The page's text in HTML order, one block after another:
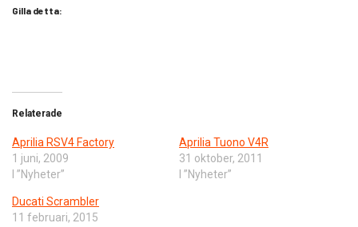
Gilla detta:
Relaterade
Aprilia RSV4 Factory
1 juni, 2009
I ”Nyheter”
Aprilia Tuono V4R
31 oktober, 2011
I ”Nyheter”
Ducati Scrambler
11 februari, 2015